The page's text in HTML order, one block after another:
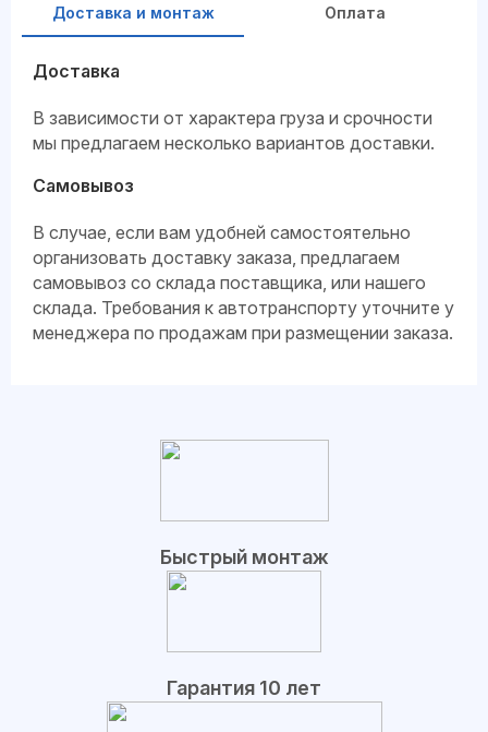
Доставка и монтаж Оплата
Доставка
В зависимости от характера груза и срочности
мы предлагаем несколько вариантов доставки.
Самовывоз
В случае, если вам удобней самостоятельно
организовать доставку заказа, предлагаем
самовывоз со склада поставщика, или нашего
склада. Требования к автотранспорту уточните у
менеджера по продажам при размещении заказа.
Быстрый монтаж
Гарантия 10 лет